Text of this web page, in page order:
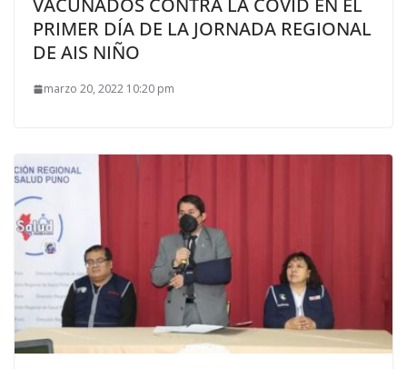
VACUNADOS CONTRA LA COVID EN EL
PRIMER DÍA DE LA JORNADA REGIONAL
DE AIS NIÑO
marzo 20, 2022 10:20 pm